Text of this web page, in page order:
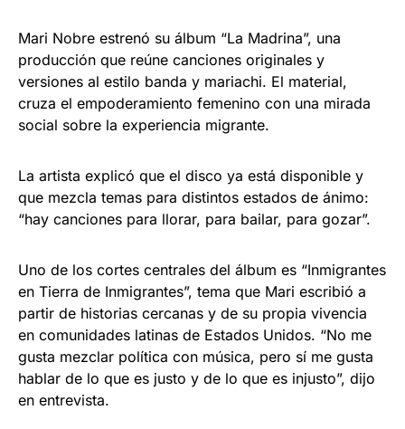
Mari Nobre estrenó su álbum “La Madrina”, una
producción que reúne canciones originales y
versiones al estilo banda y mariachi. El material,
cruza el empoderamiento femenino con una mirada
social sobre la experiencia migrante.
La artista explicó que el disco ya está disponible y
que mezcla temas para distintos estados de ánimo:
“hay canciones para llorar, para bailar, para gozar”.
Uno de los cortes centrales del álbum es “Inmigrantes
en Tierra de Inmigrantes”, tema que Mari escribió a
partir de historias cercanas y de su propia vivencia
en comunidades latinas de Estados Unidos. “No me
gusta mezclar política con música, pero sí me gusta
hablar de lo que es justo y de lo que es injusto”, dijo
en entrevista.